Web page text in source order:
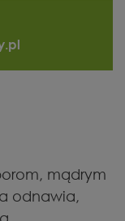
mądrym
odnawia,